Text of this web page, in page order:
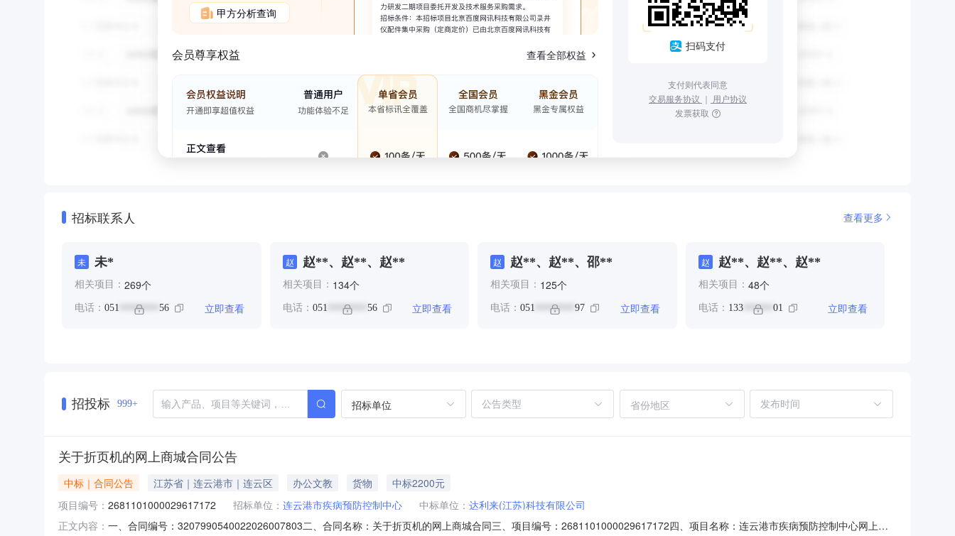
甲方分析查询
会员尊享权益 查看全部权益
扫码支付
支付则代表同意
交易服务协议 ｜ 用户协议
发票获取
招标联系人 查看更多
未 未*
相关项目： 269个
电话： 051 ******** 56 立即查看
赵 赵**、赵**、赵**
相关项目： 134个
电话： 051 ******** 56 立即查看
赵 赵**、赵**、邵**
相关项目： 125个
电话： 051 ******** 97 立即查看
赵 赵**、赵**、赵**
相关项目： 48个
电话： 133****** 01 立即查看
招投标 999+ 招标单位 省份地区
关于折页机的网上商城合同公告
中标｜合同公告 江苏省｜连云港市｜连云区 办公文教 货物
中标2200元
项目编号： 2681101000029617172 招标单位： 连云港市疾病预防控制中心 中标单位： 达利来(江苏)科技有限公司
正文内容： 一、合同编号：3207990540022026007803二、合同名称：关于折页机的网上商城合同三、项目编号：2681101000029617172四、项目名称：连云港市疾病预防控制中心网上商